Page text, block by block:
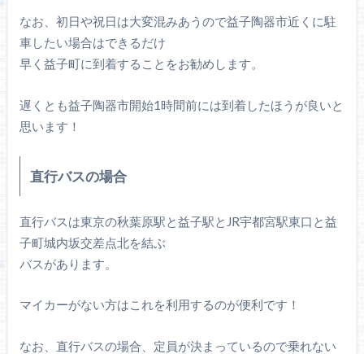
なお、初日や祝日は大変混みあうので益子陶器市近くに駐
車したい場合はできるだけ
早く益子町に到着することをお勧めします。
遅くとも益子陶器市開始1時間前には到着したほうが良いと
思います！
直行バスの場合
直行バスは東京の秋葉原駅と益子駅とJR宇都宮駅東口と益
子町城内坂交差点北を結ぶ
バスがあります。
マイカーがない方はこれを利用するのが便利です！
なお、直行バスの場合、定員が決まっているので乗れない